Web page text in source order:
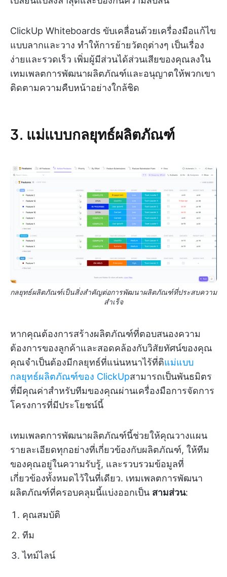
ClickUp Whiteboards ขับเคลื่อนด้วยเครื่องมือแก้ไข
แบบลากและวาง ทำให้การย้ายวัตถุต่างๆ เป็นเรื่อง
ง่ายและรวดเร็ว เพิ่มผู้มีส่วนได้ส่วนเสียของคุณลงใน
เทมเพลตการพัฒนาผลิตภัณฑ์และอนุญาตให้พวกเขา
ติดตามความคืบหน้าอย่างใกล้ชิด
3. แม่แบบกลยุทธ์ผลิตภัณฑ์
กลยุทธ์ผลิตภัณฑ์เป็นสิ่งสำคัญต่อการพัฒนาผลิตภัณฑ์ที่ประสบความ
สำเร็จ
หากคุณต้องการสร้างผลิตภัณฑ์ที่ตอบสนองความ
ต้องการของลูกค้าและสอดคล้องกับวิสัยทัศน์ของคุณ
คุณจำเป็นต้องมีกลยุทธ์ที่แน่นหนาไร้ที่ติแม่แบบ
กลยุทธ์ผลิตภัณฑ์ของ ClickUpสามารถเป็นพันธมิตร
ที่มีคุณค่าสำหรับทีมของคุณผ่านเครื่องมือการจัดการ
โครงการที่มีประโยชน์นี้
เทมเพลตการพัฒนาผลิตภัณฑ์นี้ช่วยให้คุณวางแผน
รายละเอียดทุกอย่างที่เกี่ยวข้องกับผลิตภัณฑ์, ให้ทีม
ของคุณอยู่ในความรับรู้, และรวบรวมข้อมูลที่
เกี่ยวข้องทั้งหมดไว้ในที่เดียว. เทมเพลตการพัฒนา
ผลิตภัณฑ์ที่ครอบคลุมนี้แบ่งออกเป็น สามส่วน:
คุณสมบัติ
ทีม
ไทม์ไลน์